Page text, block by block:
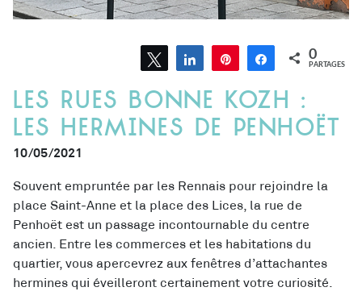
Tweetez Partagez Épingle Partagez
0
PARTAGES
Les rues Bonne Kozh :
les hermines de Penhoët
10/05/2021
Souvent empruntée par les Rennais pour rejoindre la
place Saint-Anne et la place des Lices, la rue de
Penhoët est un passage incontournable du centre
ancien. Entre les commerces et les habitations du
quartier, vous apercevrez aux fenêtres d’attachantes
hermines qui éveilleront certainement votre curiosité.